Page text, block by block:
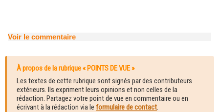
Voir le commentaire
À propos de la rubrique « POINTS DE VUE »
Les textes de cette rubrique sont signés par des contributeurs
extérieurs. Ils expriment leurs opinions et non celles de la
rédaction. Partagez votre point de vue en commentaire ou en
écrivant à la rédaction via le formulaire de contact.